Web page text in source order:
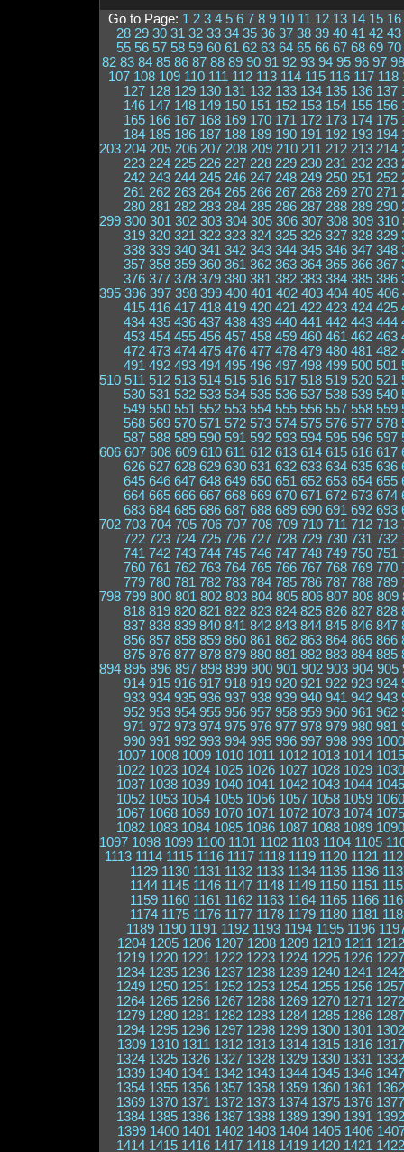
Go to Page: 1 2 3 4 5 6 7 8 9 10 11 12 13 14 15 16
28 29 30 31 32 33 34 35 36 37 38 39 40 41 42 43
55 56 57 58 59 60 61 62 63 64 65 66 67 68 69 70
82 83 84 85 86 87 88 89 90 91 92 93 94 95 96 97 98
107 108 109 110 111 112 113 114 115 116 117 118
127 128 129 130 131 132 133 134 135 136 137
146 147 148 149 150 151 152 153 154 155 156
165 166 167 168 169 170 171 172 173 174 175
184 185 186 187 188 189 190 191 192 193 194
203 204 205 206 207 208 209 210 211 212 213 214
223 224 225 226 227 228 229 230 231 232 233
242 243 244 245 246 247 248 249 250 251 252
261 262 263 264 265 266 267 268 269 270 271
280 281 282 283 284 285 286 287 288 289 290
299 300 301 302 303 304 305 306 307 308 309 310
319 320 321 322 323 324 325 326 327 328 329
338 339 340 341 342 343 344 345 346 347 348
357 358 359 360 361 362 363 364 365 366 367
376 377 378 379 380 381 382 383 384 385 386
395 396 397 398 399 400 401 402 403 404 405 406
415 416 417 418 419 420 421 422 423 424 425
434 435 436 437 438 439 440 441 442 443 444
453 454 455 456 457 458 459 460 461 462 463
472 473 474 475 476 477 478 479 480 481 482
491 492 493 494 495 496 497 498 499 500 501
510 511 512 513 514 515 516 517 518 519 520 521
530 531 532 533 534 535 536 537 538 539 540
549 550 551 552 553 554 555 556 557 558 559
568 569 570 571 572 573 574 575 576 577 578
587 588 589 590 591 592 593 594 595 596 597
606 607 608 609 610 611 612 613 614 615 616 617
626 627 628 629 630 631 632 633 634 635 636
645 646 647 648 649 650 651 652 653 654 655
664 665 666 667 668 669 670 671 672 673 674
683 684 685 686 687 688 689 690 691 692 693
702 703 704 705 706 707 708 709 710 711 712 713
722 723 724 725 726 727 728 729 730 731 732
741 742 743 744 745 746 747 748 749 750 751
760 761 762 763 764 765 766 767 768 769 770
779 780 781 782 783 784 785 786 787 788 789
798 799 800 801 802 803 804 805 806 807 808 809
818 819 820 821 822 823 824 825 826 827 828
837 838 839 840 841 842 843 844 845 846 847
856 857 858 859 860 861 862 863 864 865 866
875 876 877 878 879 880 881 882 883 884 885
894 895 896 897 898 899 900 901 902 903 904 905
914 915 916 917 918 919 920 921 922 923 924
933 934 935 936 937 938 939 940 941 942 943
952 953 954 955 956 957 958 959 960 961 962
971 972 973 974 975 976 977 978 979 980 981
990 991 992 993 994 995 996 997 998 999 1000
1007 1008 1009 1010 1011 1012 1013 1014 1015
1022 1023 1024 1025 1026 1027 1028 1029 1030
1037 1038 1039 1040 1041 1042 1043 1044 1045
1052 1053 1054 1055 1056 1057 1058 1059 1060
1067 1068 1069 1070 1071 1072 1073 1074 1075
1082 1083 1084 1085 1086 1087 1088 1089 1090
1097 1098 1099 1100 1101 1102 1103 1104 1105
1113 1114 1115 1116 1117 1118 1119 1120 1121
1129 1130 1131 1132 1133 1134 1135 1136
1144 1145 1146 1147 1148 1149 1150 1151
1159 1160 1161 1162 1163 1164 1165 1166
1174 1175 1176 1177 1178 1179 1180 1181
1189 1190 1191 1192 1193 1194 1195 1196
1204 1205 1206 1207 1208 1209 1210 1211 1212
1219 1220 1221 1222 1223 1224 1225 1226 1227
1234 1235 1236 1237 1238 1239 1240 1241 1242
1249 1250 1251 1252 1253 1254 1255 1256 1257
1264 1265 1266 1267 1268 1269 1270 1271 1272
1279 1280 1281 1282 1283 1284 1285 1286 1287
1294 1295 1296 1297 1298 1299 1300 1301 1302
1309 1310 1311 1312 1313 1314 1315 1316 1317
1324 1325 1326 1327 1328 1329 1330 1331 1332
1339 1340 1341 1342 1343 1344 1345 1346 1347
1354 1355 1356 1357 1358 1359 1360 1361 1362
1369 1370 1371 1372 1373 1374 1375 1376 1377
1384 1385 1386 1387 1388 1389 1390 1391 1392
1399 1400 1401 1402 1403 1404 1405 1406
1414 1415 1416 1417 1418 1419 1420 1421 1422